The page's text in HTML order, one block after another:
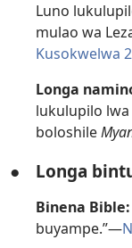
Luno
mulao wa
Kusokwelwa
Longa
lukulupilo
boloshile
● Longa
Binena Bible:
buyampe.”—